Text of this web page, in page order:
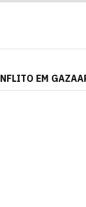
EM GAZA